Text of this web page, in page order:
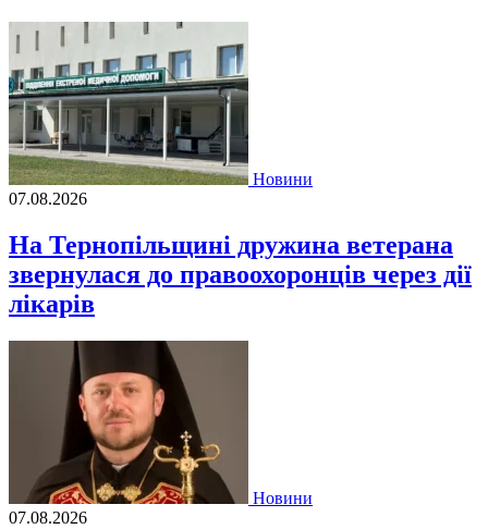
Новини
07.08.2026
На Тернопільщині дружина ветерана
звернулася до правоохоронців через дії
лікарів
Новини
07.08.2026